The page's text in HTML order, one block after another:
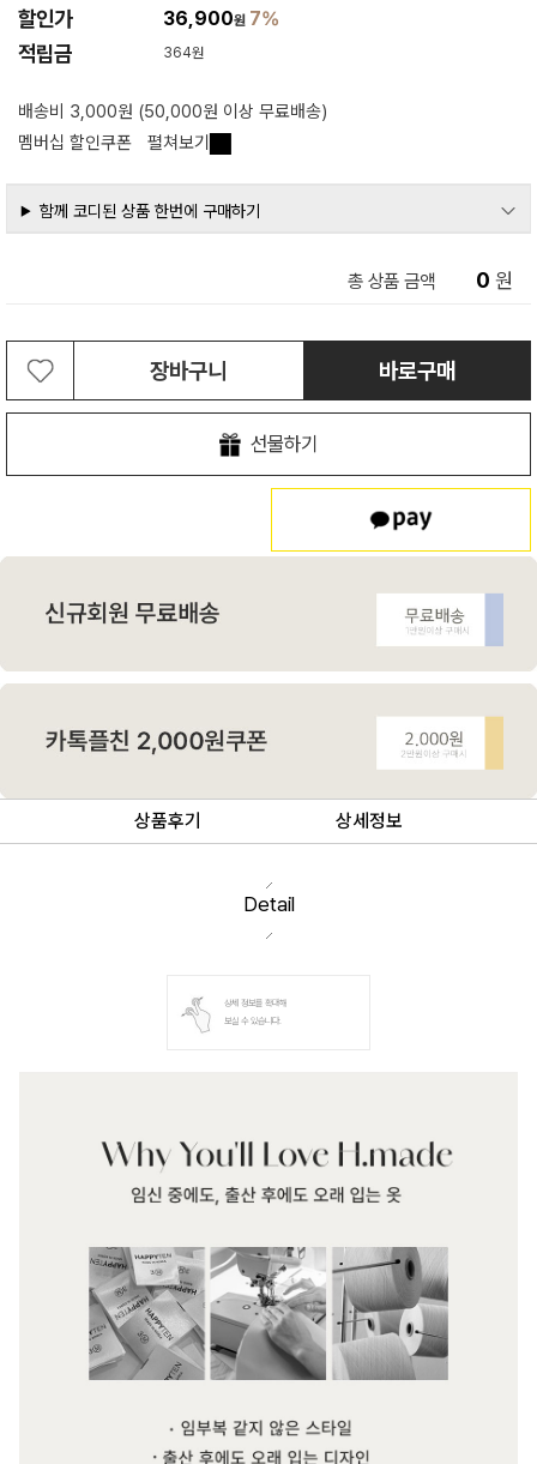
할인가 36,900원 7%
적립금 364원
배송비 3,000원 (50,000원 이상 무료배송)
멤버십 할인쿠폰
펼쳐보기
함께 코디된 상품 한번에 구매하기
총 상품 금액 0 원
장바구니 바로구매
선물하기
상품후기 상세정보
Detail
상세 정보를 확대해
보실 수 있습니다.